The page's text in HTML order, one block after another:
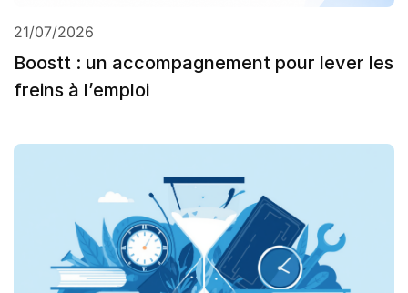
21/07/2026
Boostt : un accompagnement pour lever les
freins à l’emploi